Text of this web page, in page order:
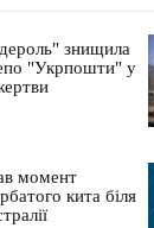
знищила
"Укрпошти" у
момент
кита біля